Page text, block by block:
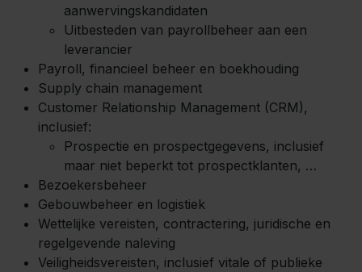
aanwervingskandidaten
Uitbesteden van payrollbeheer aan een
leverancier
Payroll, financieel beheer en boekhouding
Supply chain management
Customer Relationship Management (CRM),
inclusief:
Prospectie en prospectgegevens, inclusief
maar niet beperkt tot prospectklanten, …
Bezoekersbeheer
Gebouwbeheer en logistiek
Wettelijke vereisten, contractering, juridische en
regelgevende naleving
Veiligheidsvereisten, inclusief vitale of publieke